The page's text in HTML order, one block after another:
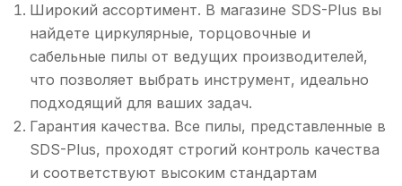
Широкий ассортимент. В магазине SDS-Plus вы
найдете циркулярные, торцовочные и
сабельные пилы от ведущих производителей,
что позволяет выбрать инструмент, идеально
подходящий для ваших задач.
Гарантия качества. Все пилы, представленные в
SDS-Plus, проходят строгий контроль качества
и соответствуют высоким стандартам